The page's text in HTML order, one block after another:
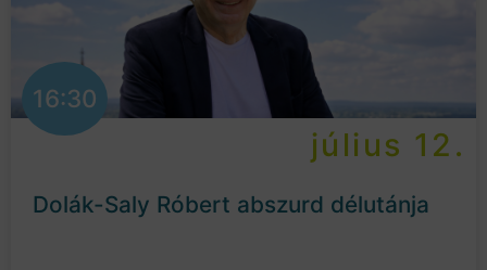
16:30
július 12.
Dolák-Saly Róbert abszurd délutánja